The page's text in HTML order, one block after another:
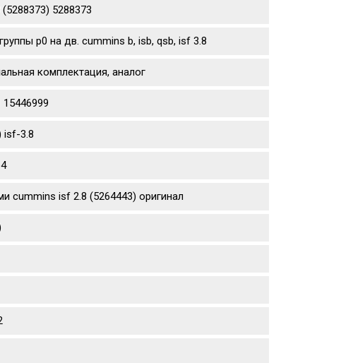
5288373
р0 на дв. cummins b, isb, qsb, isf 3.8
комплектация, аналог
isf-3.8
cummins isf 2.8 (5264443) оригинал